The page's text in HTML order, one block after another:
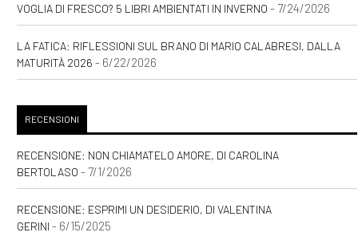
VOGLIA DI FRESCO? 5 LIBRI AMBIENTATI IN INVERNO - 7/24/2026
LA FATICA: RIFLESSIONI SUL BRANO DI MARIO CALABRESI, DALLA
MATURITÀ 2026 - 6/22/2026
RECENSIONI
RECENSIONE: NON CHIAMATELO AMORE, DI CAROLINA
BERTOLASO - 7/1/2026
RECENSIONE: ESPRIMI UN DESIDERIO, DI VALENTINA
GERINI - 6/15/2025